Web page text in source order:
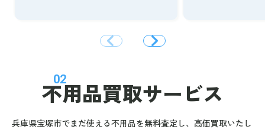
02
不用品買取サービス
兵庫県宝塚市でまだ使える不用品を無料査定し、高価買取いたし